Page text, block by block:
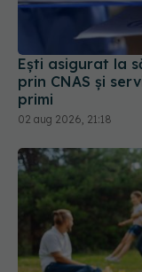
Ești asigurat la
prin CNAS și
primi
02 aug 2026, 21:18